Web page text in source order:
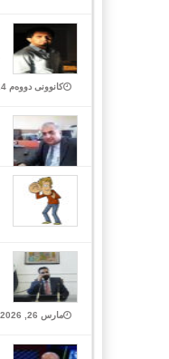
کانوونی دووەم 24, 2026 Closed
مارس 26, 2026 Closed